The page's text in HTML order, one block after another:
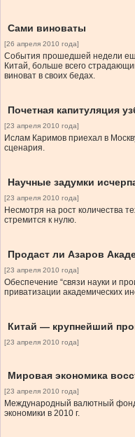
Сами виноваты
[26 апреля 2010 года]
События прошедшей недели
Китай, больше всего
виноват в своих бедах.
Почетная капитуляция
[23 апреля 2010 года]
Ислам Каримов приехал в
сценария.
Научные задумки
[23 апреля 2010 года]
Несмотря на рост количества
стремится к нулю.
Продаст ли Азаров
[23 апреля 2010 года]
Обеспечение “связи науки и
приватизации академических
Китай — крупнейший
[23 апреля 2010 года]
Мировая экономика
[23 апреля 2010 года]
Международный валютный
экономики в 2010 г.